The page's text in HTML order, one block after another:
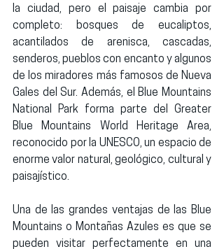
la ciudad, pero el paisaje cambia por
completo: bosques de eucaliptos,
acantilados de arenisca, cascadas,
senderos, pueblos con encanto y algunos
de los miradores más famosos de Nueva
Gales del Sur. Además, el
Blue Mountains
National Park forma parte del Greater
Blue Mountains World Heritage Area,
reconocido por la UNESCO, un espacio de
enorme valor natural, geológico, cultural y
paisajístico.
Una de las grandes ventajas de las Blue
Mountains o Montañas Azules es que se